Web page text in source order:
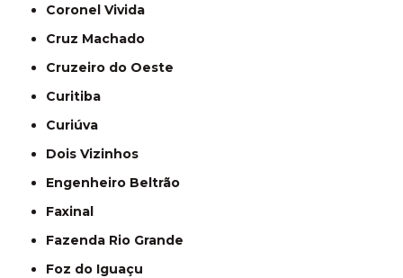
Coronel Vivida
Cruz Machado
Cruzeiro do Oeste
Curitiba
Curiúva
Dois Vizinhos
Engenheiro Beltrão
Faxinal
Fazenda Rio Grande
Foz do Iguaçu